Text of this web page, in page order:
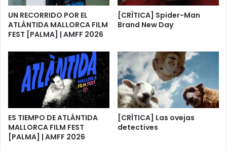
UN RECORRIDO POR EL
ATLÀNTIDA MALLORCA FILM
FEST [PALMA] | AMFF 2026
[CRÍTICA] Spider-Man
Brand New Day
ES TIEMPO DE ATLÀNTIDA
MALLORCA FILM FEST
[PALMA] | AMFF 2026
[CRÍTICA] Las ovejas
detectives